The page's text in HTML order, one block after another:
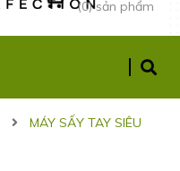
(0) sản phẩm
MÁY SẤY TAY SIÊU